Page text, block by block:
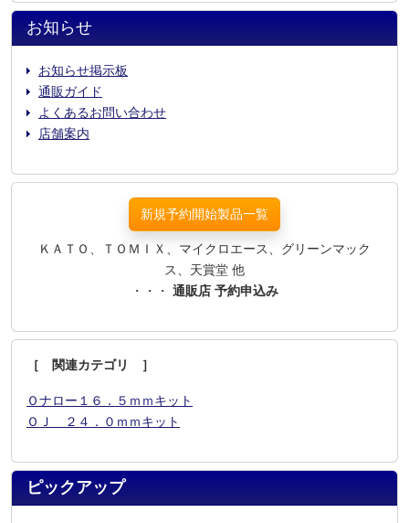
お知らせ
お知らせ掲示板
通販ガイド
よくあるお問い合わせ
店舗案内
新規予約開始製品一覧
ＫＡＴＯ、ＴＯＭＩＸ、マイクロエース、グリーンマック
ス、天賞堂 他
・・・ 通販店 予約申込み
［ 関連カテゴリ ］
Ｏナロー１６．５ｍｍキット
ＯＪ ２４．０ｍｍキット
ピックアップ